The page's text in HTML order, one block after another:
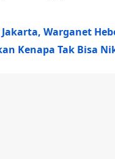
Warganet
Kenapa Tak Bisa